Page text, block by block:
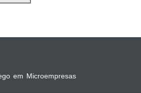
em Microempresas